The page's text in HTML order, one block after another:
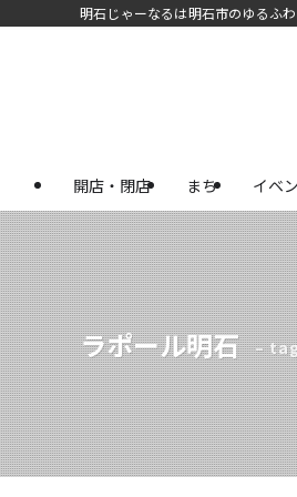
明石じゃーなるは明石市のゆるふ
開店・閉店 まち イベ
ラポール明石 –